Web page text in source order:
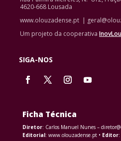
4620-668 Lousada
www.olouzadense.pt |
Um projeto da cooperativa
SIGA-NOS
Ficha Técnica
Diretor: Carlos Manuel Nunes –
Editorial: www.olouzadense.pt • Editor: